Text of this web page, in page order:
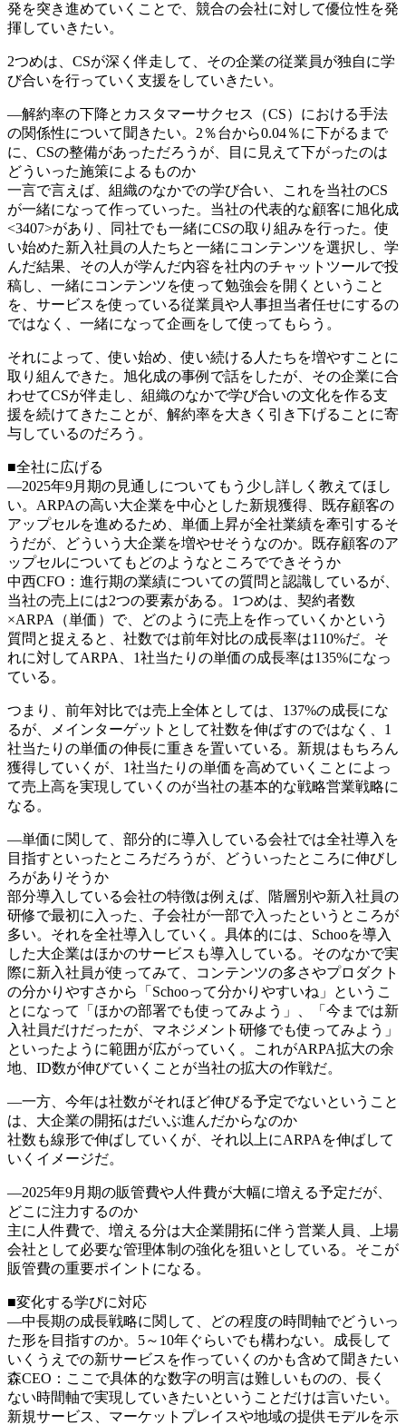
発を突き進めていくことで、競合の会社に対して優位性を発
揮していきたい。
2つめは、CSが深く伴走して、その企業の従業員が独自に学
び合いを行っていく支援をしていきたい。
―解約率の下降とカスタマーサクセス（CS）における手法
の関係性について聞きたい。2％台から0.04％に下がるまで
に、CSの整備があっただろうが、目に見えて下がったのは
どういった施策によるものか
一言で言えば、組織のなかでの学び合い、これを当社のCS
が一緒になって作っていった。当社の代表的な顧客に旭化成
<3407>があり、同社でも一緒にCSの取り組みを行った。使
い始めた新入社員の人たちと一緒にコンテンツを選択し、学
んだ結果、その人が学んだ内容を社内のチャットツールで投
稿し、一緒にコンテンツを使って勉強会を開くということ
を、サービスを使っている従業員や人事担当者任せにするの
ではなく、一緒になって企画をして使ってもらう。
それによって、使い始め、使い続ける人たちを増やすことに
取り組んできた。旭化成の事例で話をしたが、その企業に合
わせてCSが伴走し、組織のなかで学び合いの文化を作る支
援を続けてきたことが、解約率を大きく引き下げることに寄
与しているのだろう。
■全社に広げる
―2025年9月期の見通しについてもう少し詳しく教えてほし
い。ARPAの高い大企業を中心とした新規獲得、既存顧客の
アップセルを進めるため、単価上昇が全社業績を牽引するそ
うだが、どういう大企業を増やせそうなのか。既存顧客のア
ップセルについてもどのようなところでできそうか
中西CFO：進行期の業績についての質問と認識しているが、
当社の売上には2つの要素がある。1つめは、契約者数
×ARPA（単価）で、どのように売上を作っていくかという
質問と捉えると、社数では前年対比の成長率は110%だ。そ
れに対してARPA、1社当たりの単価の成長率は135%になっ
ている。
つまり、前年対比では売上全体としては、137%の成長にな
るが、メインターゲットとして社数を伸ばすのではなく、1
社当たりの単価の伸長に重きを置いている。新規はもちろん
獲得していくが、1社当たりの単価を高めていくことによっ
て売上高を実現していくのが当社の基本的な戦略営業戦略に
なる。
―単価に関して、部分的に導入している会社では全社導入を
目指すといったところだろうが、どういったところに伸びし
ろがありそうか
部分導入している会社の特徴は例えば、階層別や新入社員の
研修で最初に入った、子会社が一部で入ったというところが
多い。それを全社導入していく。具体的には、Schooを導入
した大企業はほかのサービスも導入している。そのなかで実
際に新入社員が使ってみて、コンテンツの多さやプロダクト
の分かりやすさから「Schooって分かりやすいね」というこ
とになって「ほかの部署でも使ってみよう」、「今までは新
入社員だけだったが、マネジメント研修でも使ってみよう」
といったように範囲が広がっていく。これがARPA拡大の余
地、ID数が伸びていくことが当社の拡大の作戦だ。
―一方、今年は社数がそれほど伸びる予定でないということ
は、大企業の開拓はだいぶ進んだからなのか
社数も線形で伸ばしていくが、それ以上にARPAを伸ばして
いくイメージだ。
―2025年9月期の販管費や人件費が大幅に増える予定だが、
どこに注力するのか
主に人件費で、増える分は大企業開拓に伴う営業人員、上場
会社として必要な管理体制の強化を狙いとしている。そこが
販管費の重要ポイントになる。
■変化する学びに対応
―中長期の成長戦略に関して、どの程度の時間軸でどういっ
た形を目指すのか。5～10年ぐらいでも構わない。成長して
いくうえでの新サービスを作っていくのかも含めて聞きたい
森CEO：ここで具体的な数字の明言は難しいものの、長く
ない時間軸で実現していきたいということだけは言いたい。
新規サービス、マーケットプレイスや地域の提供モデルを示